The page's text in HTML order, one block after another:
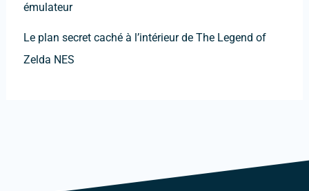
émulateur
Le plan secret caché à l’intérieur de The Legend of
Zelda NES